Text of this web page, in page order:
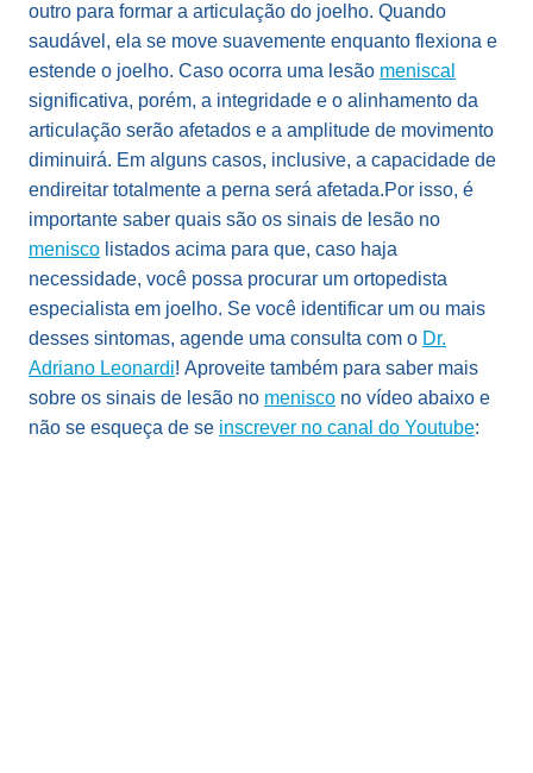
outro para formar a articulação do joelho. Quando
saudável, ela se move suavemente enquanto flexiona e
estende o joelho. Caso ocorra uma lesão meniscal
significativa, porém, a integridade e o alinhamento da
articulação serão afetados e a amplitude de movimento
diminuirá. Em alguns casos, inclusive, a capacidade de
endireitar totalmente a perna será afetada.Por isso, é
importante saber quais são os sinais de lesão no
menisco listados acima para que, caso haja
necessidade, você possa procurar um ortopedista
especialista em joelho. Se você identificar um ou mais
desses sintomas, agende uma consulta com o Dr.
Adriano Leonardi! Aproveite também para saber mais
sobre os sinais de lesão no menisco no vídeo abaixo e
não se esqueça de se inscrever no canal do Youtube: